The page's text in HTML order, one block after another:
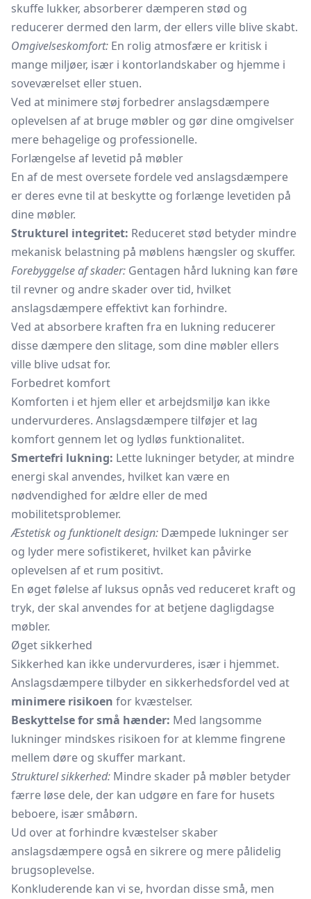
skuffe lukker, absorberer dæmperen stød og
reducerer dermed den larm, der ellers ville blive skabt.
Omgivelseskomfort: En rolig atmosfære er kritisk i
mange miljøer, især i kontorlandskaber og hjemme i
soveværelset eller stuen.
Ved at minimere støj forbedrer anslagsdæmpere
oplevelsen af at bruge møbler og gør dine omgivelser
mere behagelige og professionelle.
Forlængelse af levetid på møbler
En af de mest oversete fordele ved anslagsdæmpere
er deres evne til at beskytte og forlænge levetiden på
dine møbler.
Strukturel integritet: Reduceret stød betyder mindre
mekanisk belastning på møblens hængsler og skuffer.
Forebyggelse af skader: Gentagen hård lukning kan føre
til revner og andre skader over tid, hvilket
anslagsdæmpere effektivt kan forhindre.
Ved at absorbere kraften fra en lukning reducerer
disse dæmpere den slitage, som dine møbler ellers
ville blive udsat for.
Forbedret komfort
Komforten i et hjem eller et arbejdsmiljø kan ikke
undervurderes. Anslagsdæmpere tilføjer et lag
komfort gennem let og lydløs funktionalitet.
Smertefri lukning: Lette lukninger betyder, at mindre
energi skal anvendes, hvilket kan være en
nødvendighed for ældre eller de med
mobilitetsproblemer.
Æstetisk og funktionelt design: Dæmpede lukninger ser
og lyder mere sofistikeret, hvilket kan påvirke
oplevelsen af et rum positivt.
En øget følelse af luksus opnås ved reduceret kraft og
tryk, der skal anvendes for at betjene dagligdagse
møbler.
Øget sikkerhed
Sikkerhed kan ikke undervurderes, især i hjemmet.
Anslagsdæmpere tilbyder en sikkerhedsfordel ved at
minimere risikoen for kvæstelser.
Beskyttelse for små hænder: Med langsomme
lukninger mindskes risikoen for at klemme fingrene
mellem døre og skuffer markant.
Strukturel sikkerhed: Mindre skader på møbler betyder
færre løse dele, der kan udgøre en fare for husets
beboere, især småbørn.
Ud over at forhindre kvæstelser skaber
anslagsdæmpere også en sikrere og mere pålidelig
brugsoplevelse.
Konkluderende kan vi se, hvordan disse små, men